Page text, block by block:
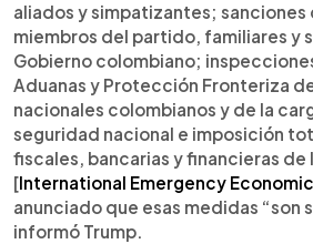
aliados y simpatizantes; sanciones
miembros del partido, familiares y
Gobierno colombiano;
Aduanas y Protección Fronteriza
nacionales colombianos y de la
seguridad nacional e imposición
fiscales, bancarias y financieras de
[International Emergency
anunciado que esas medidas “son
informó Trump.